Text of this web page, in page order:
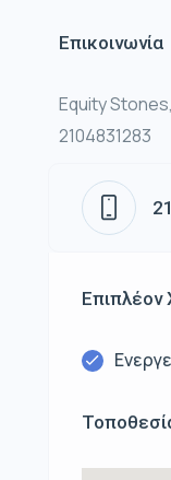
Επικοινωνία
Equity
2104831283
Επιπλέον